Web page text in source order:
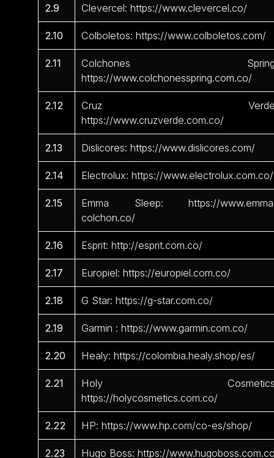
2.9 Clevercel: https://www.clevercel.co/
2.10 Colboletos: https://www.colboletos.com/
2.11
Colchones
https://www.colchonesspring.com.co/
2.12
Cruz
https://www.cruzverde.com.co/
2.13 Dislicores: https://www.dislicores.com/
2.14 Electrolux: https://www.electrolux.com.co/
2.15
Emma Sleep: https://
colchon.co/
2.16 Esprit: http://esprit.com.co/
2.17 Europiel: https://europiel.com.co/
2.18 G Star: https://g-star.com.co/
2.19 Garmin : https://www.garmin.com.co/
2.20 Healy: https://colombia.healy.shop/es/
2.21
Holy
https://holycosmetics.com.co/
2.22 HP: https://www.hp.com/co-es/shop/
2.23 Hugo Boss: https://